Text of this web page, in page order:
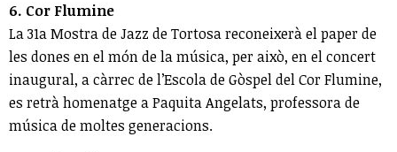
6. Cor Flumine
La 31a Mostra de Jazz de Tortosa reconeixerà el paper de
les dones en el món de la música, per això, en el concert
inaugural, a càrrec de l’Escola de Gòspel del Cor Flumine,
es retrà homenatge a Paquita Angelats, professora de
música de moltes generacions.